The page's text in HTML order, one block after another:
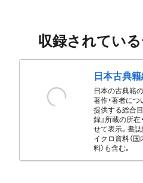
収録されてい
日本古典
日本の古典籍
著作・著者につ
提供する総合
録』所載の所
せて表示。書
イクロ資料（
料）も含む。